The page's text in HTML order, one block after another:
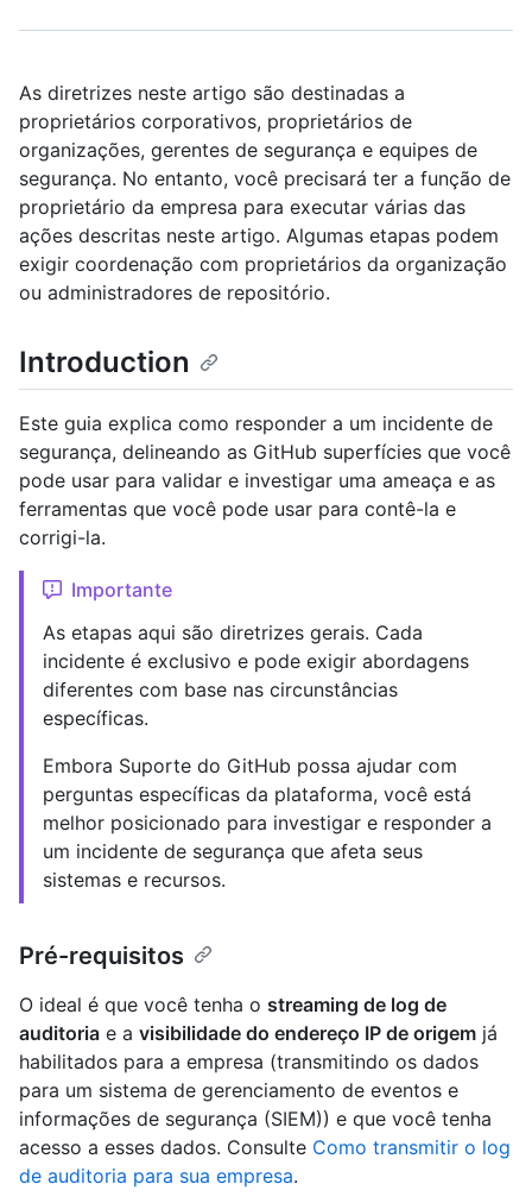
As diretrizes neste artigo são destinadas a
proprietários corporativos, proprietários de
organizações, gerentes de segurança e equipes de
segurança. No entanto, você precisará ter a função de
proprietário da empresa para executar várias das
ações descritas neste artigo. Algumas etapas podem
exigir coordenação com proprietários da organização
ou administradores de repositório.
Introduction
Este guia explica como responder a um incidente de
segurança, delineando as GitHub superfícies que você
pode usar para validar e investigar uma ameaça e as
ferramentas que você pode usar para contê-la e
corrigi-la.
Importante
As etapas aqui são diretrizes gerais. Cada
incidente é exclusivo e pode exigir abordagens
diferentes com base nas circunstâncias
específicas.
Embora Suporte do GitHub possa ajudar com
perguntas específicas da plataforma, você está
melhor posicionado para investigar e responder a
um incidente de segurança que afeta seus
sistemas e recursos.
Pré-requisitos
O ideal é que você tenha o streaming de log de
auditoria e a visibilidade do endereço IP de origem já
habilitados para a empresa (transmitindo os dados
para um sistema de gerenciamento de eventos e
informações de segurança (SIEM)) e que você tenha
acesso a esses dados. Consulte Como transmitir o log
de auditoria para sua empresa.